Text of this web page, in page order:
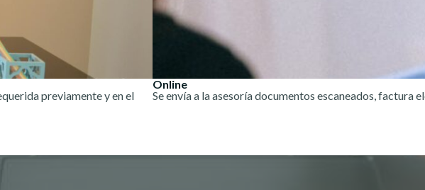
previamente y en el
Online
Se envía a la asesoría documentos escaneados,